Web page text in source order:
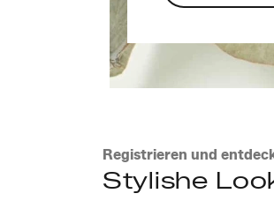
Registrieren und
Stylishe